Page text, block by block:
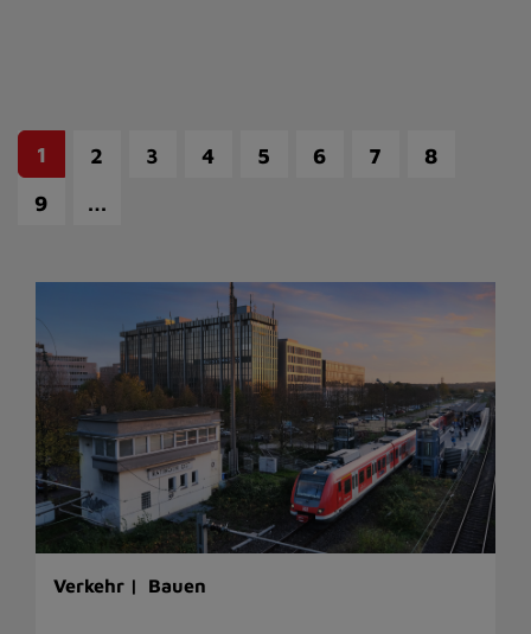
1 2 3 4 5 6 7
8
9
…
Verkehr | Bauen